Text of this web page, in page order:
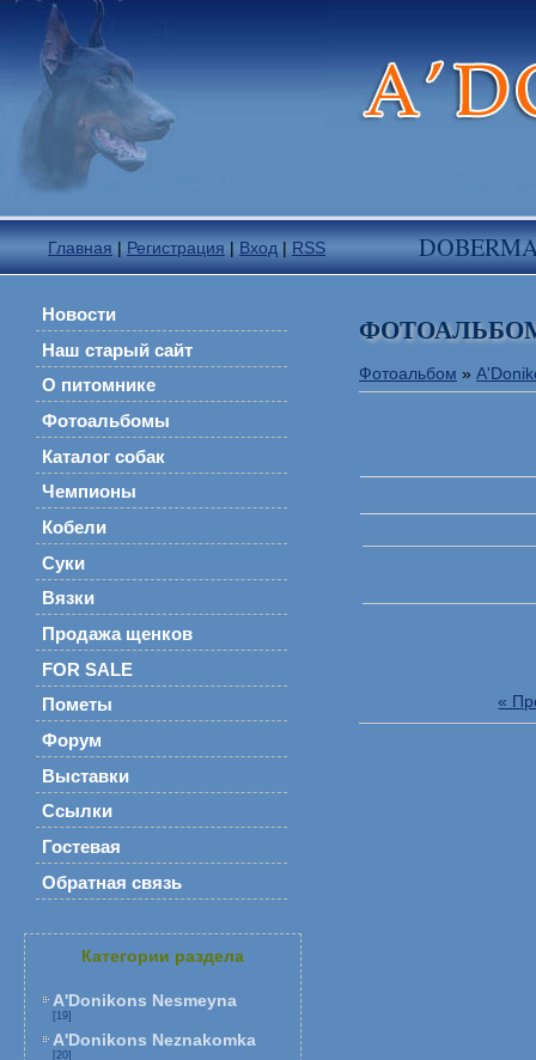
Главная | Регистрация | Вход | RSS
Новости
Наш старый сайт
О питомнике
Фотоальбомы
Каталог собак
Чемпионы
Кобели
Суки
Вязки
Продажа щенков
FOR SALE
Пометы
Форум
Выставки
Ссылки
Гостевая
Обратная связь
Категории раздела
A'Donikons Nesmeyna
[19]
A'Donikons Neznakomka
[20]
Фотоальбом »
«